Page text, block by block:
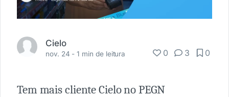
Cielo
nov. 24 -1 min de leitura 0 3 0
Tem mais cliente Cielo no PEGN